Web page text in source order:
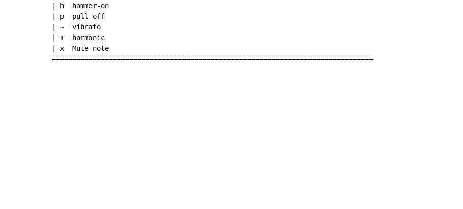
| h  hammer-on
| p  pull-off
| ~  vibrato
| +  harmonic
| x  Mute note
===============================================================================